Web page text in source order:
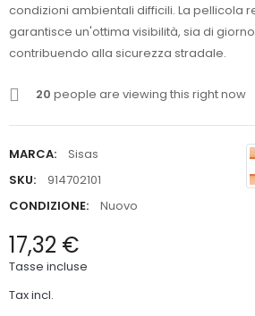
condizioni ambientali difficili. La pellicola
garantisce un'ottima visibilità, sia di
contribuendo alla sicurezza stradale.
20 people are viewing this right now
MARCA:
Sisas
SKU:
914702101
CONDIZIONE:
Nuovo
17,32 €
Tasse incluse
Tax incl.